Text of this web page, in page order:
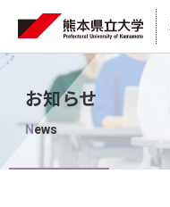
お知らせ
News